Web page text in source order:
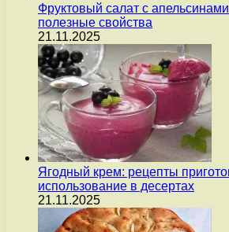
Фруктовый салат с
полезные свойства
21.11.2025
Ягодный крем: рецепты
использование в десертах
21.11.2025